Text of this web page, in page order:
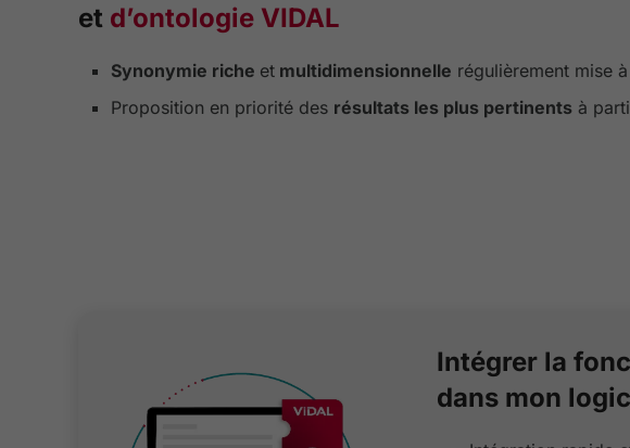
et d’ontologie VIDAL
Synonymie riche et multidimensionnelle régulièrement mise
Proposition en priorité des résultats les plus pertinents à
Intégrer la
dans mon